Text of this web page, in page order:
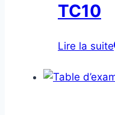
TC10
Lire la suite